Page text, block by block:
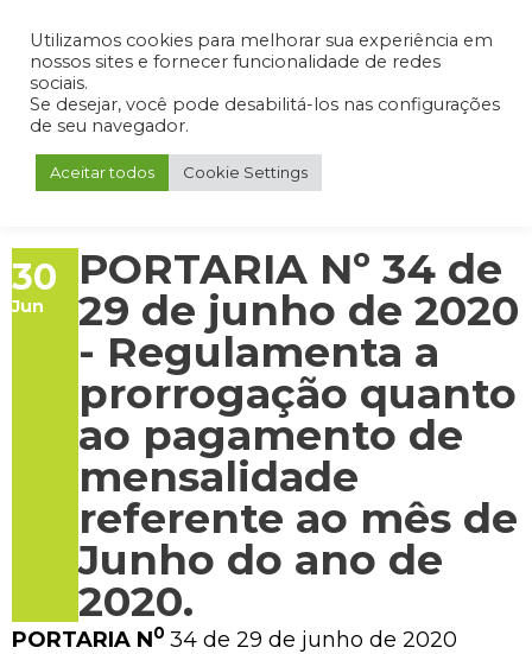
Admin Portal do Aluno Portal do Professor Portal do Coordenador
30
Jun
PORTARIA Nº 34 de
29 de junho de 2020
- Regulamenta a
prorrogação quanto
ao pagamento de
mensalidade
referente ao mês de
Junho do ano de
2020.
PORTARIA N0 34 de 29 de junho de 2020
Utilizamos cookies para melhorar sua experiência em
nossos sites e fornecer funcionalidade de redes
sociais.
Se desejar, você pode desabilitá-los nas configurações
de seu navegador.
Aceitar todos Cookie Settings